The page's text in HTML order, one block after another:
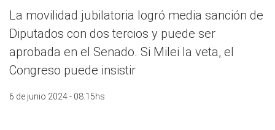
La movilidad jubilatoria logró media sanción de
Diputados con dos tercios y puede ser
aprobada en el Senado. Si Milei la veta, el
Congreso puede insistir
6 de junio 2024 - 08:15hs